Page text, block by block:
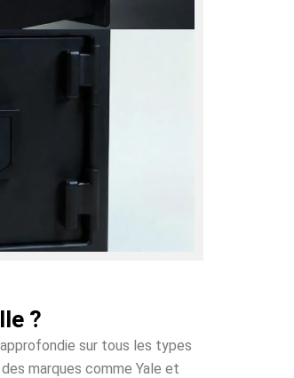
?
sur tous les types
marques comme Yale et